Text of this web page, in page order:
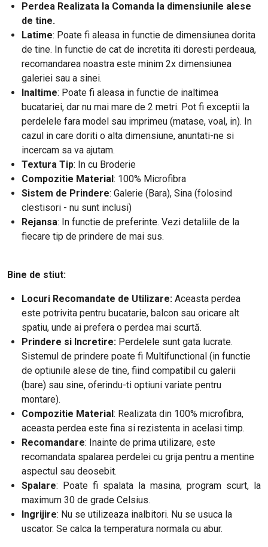
Perdea Realizata la Comanda la dimensiunile alese
de tine.
Latime: Poate fi aleasa in functie de dimensiunea dorita
de tine. In functie de cat de incretita iti doresti perdeaua,
recomandarea noastra este minim 2x dimensiunea
galeriei sau a sinei.
Inaltime: Poate fi aleasa in functie de inaltimea
bucatariei, dar nu mai mare de 2 metri. Pot fi exceptii la
perdelele fara model sau imprimeu (matase, voal, in). In
cazul in care doriti o alta dimensiune, anuntati-ne si
incercam sa va ajutam.
Textura Tip: In cu Broderie
Compozitie Material: 100% Microfibra
Sistem de Prindere: Galerie (Bara), Sina (folosind
clestisori - nu sunt inclusi)
Rejansa: In functie de preferinte. Vezi detaliile de la
fiecare tip de prindere de mai sus.
Bine de stiut:
Locuri Recomandate de Utilizare: Aceasta perdea
este potrivita pentru bucatarie, balcon sau oricare alt
spatiu, unde ai prefera o perdea mai scurtă.
Prindere si Incretire: Perdelele sunt gata lucrate.
Sistemul de prindere poate fi Multifunctional (in functie
de optiunile alese de tine, fiind compatibil cu galerii
(bare) sau sine, oferindu-ti optiuni variate pentru
montare).
Compozitie Material: Realizata din 100% microfibra,
aceasta perdea este fina si rezistenta in acelasi timp.
Recomandare: Inainte de prima utilizare, este
recomandata spalarea perdelei cu grija pentru a mentine
aspectul sau deosebit.
Spalare: Poate fi spalata la masina, program scurt, la
maximum 30 de grade Celsius.
Ingrijire: Nu se utilizeaza inalbitori. Nu se usuca la
uscator. Se calca la temperatura normala cu abur.